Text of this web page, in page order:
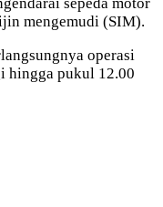
mengemudi (SIM).
operasi
hingga pukul 12.00